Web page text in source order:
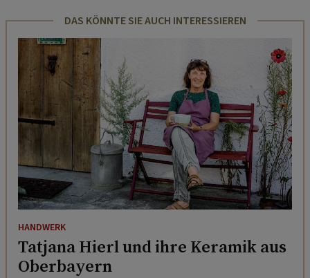
DAS KÖNNTE SIE AUCH INTERESSIEREN
HANDWERK
Tatjana Hierl und ihre Keramik aus
Oberbayern